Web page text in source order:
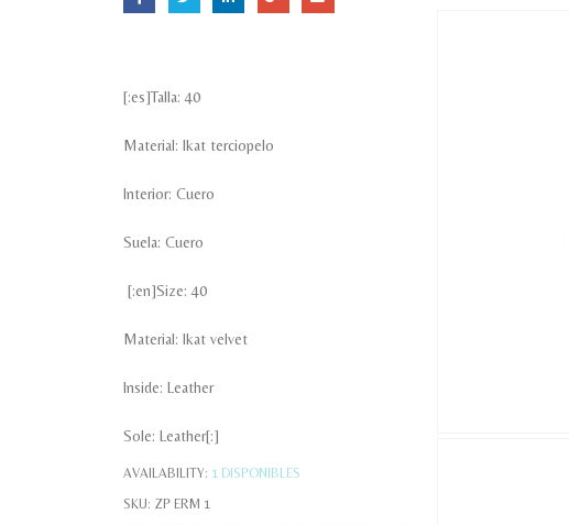
[:es]Talla: 40
Material: Ikat terciopelo
Interior: Cuero
Suela: Cuero
[:en]Size: 40
Material: Ikat velvet
Inside: Leather
Sole: Leather[:]
AVAILABILITY: 1 DISPONIBLES
SKU: ZP ERM 1